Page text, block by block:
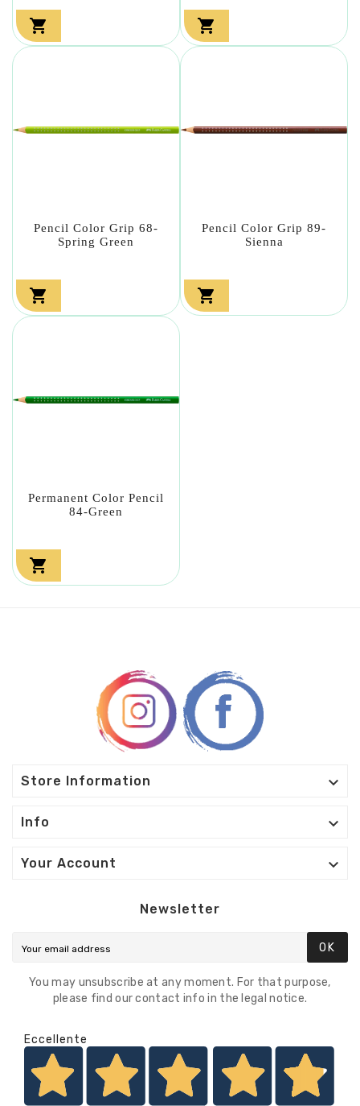
 
Pencil Color Grip 68-
Spring Green

Pencil Color Grip 89-
Sienna

Permanent Color Pencil
84-Green

Store Information 
Info 
Your Account 
Newsletter
OK
You may unsubscribe at any moment. For that purpose,
please find our contact info in the legal notice.
Eccellente